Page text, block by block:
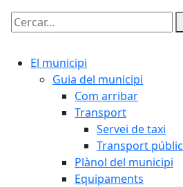
Cercar:
El municipi
Guia del municipi
Com arribar
Transport
Servei de taxi
Transport públic
Plànol del municipi
Equipaments